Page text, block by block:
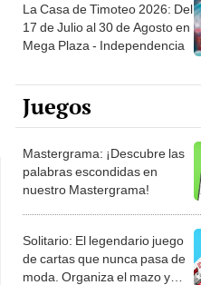
La Casa de Timoteo 2026: Del
17 de Julio al 30 de Agosto en
Mega Plaza - Independencia
Juegos
Mastergrama: ¡Descubre las
palabras escondidas en
nuestro Mastergrama!
Solitario: El legendario juego
de cartas que nunca pasa de
moda. Organiza el mazo y